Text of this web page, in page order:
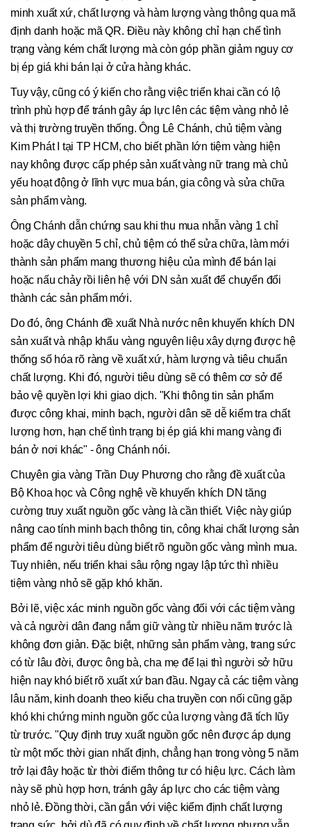
minh xuất xứ, chất lượng và hàm lượng vàng thông qua mã
định danh hoặc mã QR. Điều này không chỉ hạn chế tình
trạng vàng kém chất lượng mà còn góp phần giảm nguy cơ
bị ép giá khi bán lại ở cửa hàng khác.
Tuy vậy, cũng có ý kiến cho rằng việc triển khai cần có lộ
trình phù hợp để tránh gây áp lực lên các tiệm vàng nhỏ lẻ
và thị trường truyền thống. Ông Lê Chánh, chủ tiệm vàng
Kim Phát I tại TP HCM, cho biết phần lớn tiệm vàng hiện
nay không được cấp phép sản xuất vàng nữ trang mà chủ
yếu hoạt động ở lĩnh vực mua bán, gia công và sửa chữa
sản phẩm vàng.
Ông Chánh dẫn chứng sau khi thu mua nhẫn vàng 1 chỉ
hoặc dây chuyền 5 chỉ, chủ tiệm có thể sửa chữa, làm mới
thành sản phẩm mang thương hiệu của mình để bán lại
hoặc nấu chảy rồi liên hệ với DN sản xuất để chuyển đổi
thành các sản phẩm mới.
Do đó, ông Chánh đề xuất Nhà nước nên khuyến khích DN
sản xuất và nhập khẩu vàng nguyên liệu xây dựng được hệ
thống số hóa rõ ràng về xuất xứ, hàm lượng và tiêu chuẩn
chất lượng. Khi đó, người tiêu dùng sẽ có thêm cơ sở để
bảo vệ quyền lợi khi giao dịch. "Khi thông tin sản phẩm
được công khai, minh bạch, người dân sẽ dễ kiểm tra chất
lượng hơn, hạn chế tình trạng bị ép giá khi mang vàng đi
bán ở nơi khác" - ông Chánh nói.
Chuyên gia vàng Trần Duy Phương cho rằng đề xuất của
Bộ Khoa học và Công nghệ về khuyến khích DN tăng
cường truy xuất nguồn gốc vàng là cần thiết. Việc này giúp
nâng cao tính minh bạch thông tin, công khai chất lượng sản
phẩm để người tiêu dùng biết rõ nguồn gốc vàng mình mua.
Tuy nhiên, nếu triển khai sâu rộng ngay lập tức thì nhiều
tiệm vàng nhỏ sẽ gặp khó khăn.
Bởi lẽ, việc xác minh nguồn gốc vàng đối với các tiệm vàng
và cả người dân đang nắm giữ vàng từ nhiều năm trước là
không đơn giản. Đặc biệt, những sản phẩm vàng, trang sức
có từ lâu đời, được ông bà, cha mẹ để lại thì người sở hữu
hiện nay khó biết rõ xuất xứ ban đầu. Ngay cả các tiệm vàng
lâu năm, kinh doanh theo kiểu cha truyền con nối cũng gặp
khó khi chứng minh nguồn gốc của lượng vàng đã tích lũy
từ trước. "Quy định truy xuất nguồn gốc nên được áp dụng
từ một mốc thời gian nhất định, chẳng hạn trong vòng 5 năm
trở lại đây hoặc từ thời điểm thông tư có hiệu lực. Cách làm
này sẽ phù hợp hơn, tránh gây áp lực cho các tiệm vàng
nhỏ lẻ. Đồng thời, cần gắn với việc kiểm định chất lượng